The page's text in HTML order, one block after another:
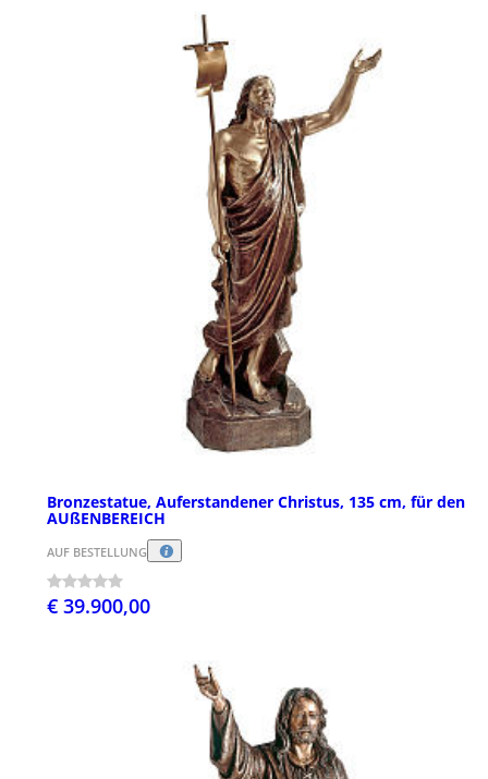
Bronzestatue, Auferstandener Christus, 135 cm, für den
AUßENBEREICH
AUF BESTELLUNG
€ 39.900,00